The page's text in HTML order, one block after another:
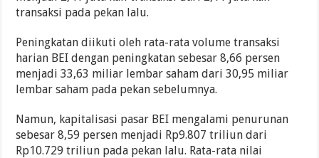
transaksi pada pekan lalu.
Peningkatan diikuti oleh rata-rata volume transaksi
harian BEI dengan peningkatan sebesar 8,66 persen
menjadi 33,63 miliar lembar saham dari 30,95 miliar
lembar saham pada pekan sebelumnya.
Namun, kapitalisasi pasar BEI mengalami penurunan
sebesar 8,59 persen menjadi Rp9.807 triliun dari
Rp10.729 triliun pada pekan lalu. Rata-rata nilai